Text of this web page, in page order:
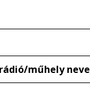
műhely neve